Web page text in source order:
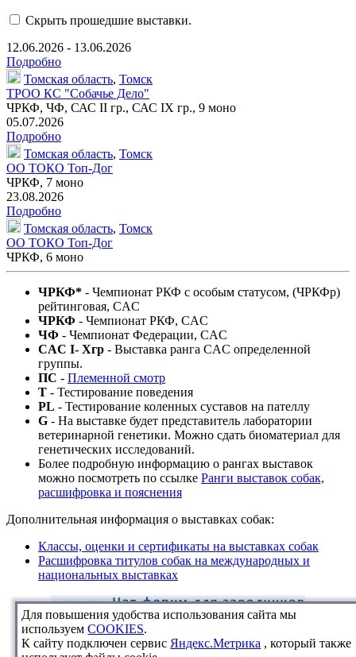
Скрыть прошедшие выставки.
12.06.2026 - 13.06.2026
Подробно
Томская область, Томск
ТРОО КС "Собачье Дело"
ЧРКФ, ЧФ, САС II гр., САС IX гр., 9 моно
05.07.2026
Подробно
Томская область, Томск
ОО ТОКО Топ-Дог
ЧРКФ, 7 моно
23.08.2026
Подробно
Томская область, Томск
ОО ТОКО Топ-Дог
ЧРКФ, 6 моно
ЧРКФ* - Чемпионат РКФ c особым статусом, (ЧРКФр)
рейтинговая, CAC
ЧРКФ - Чемпионат РКФ, CAC
ЧФ - Чемпионат Федерации, CAC
CAC I- Xгр - Выставка ранга CAC определенной
группы.
ПС - Племенной смотр
T - Тестирование поведения
PL - Тестирование коленных суставов на пателлу
G - На выставке будет представитель лаборатории
ветеринарной генетики. Можно сдать биоматериал для
генетических исследований.
Более подробную информацию о рангах выставок
можно посмотреть по ссылке Ранги выставок собак,
расшифровка и пояснения
Дополнительная информация о выставках собак:
Классы, оценки и сертификаты на выставках собак
Расшифровка титулов собак на международных и
национальных выставках
Для повышения удобства использования сайта мы
используемCOOKIES.
К сайту подключен сервис Яндекс.Метрика , который также